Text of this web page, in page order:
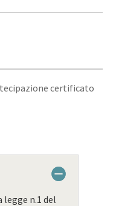
certificato
n.1 del